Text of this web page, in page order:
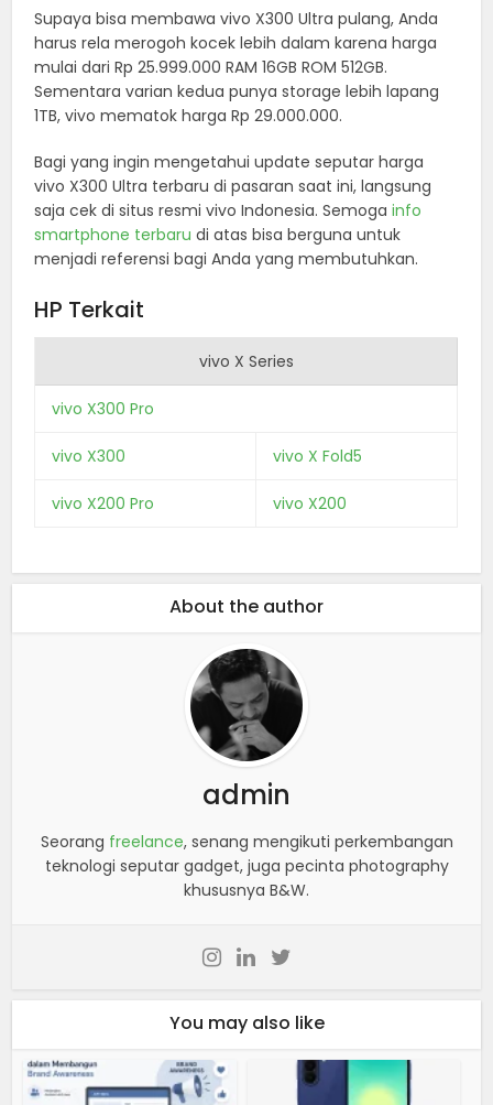
Supaya bisa membawa vivo X300 Ultra pulang, Anda
harus rela merogoh kocek lebih dalam karena harga
mulai dari Rp 25.999.000 RAM 16GB ROM 512GB.
Sementara varian kedua punya storage lebih lapang
1TB, vivo mematok harga Rp 29.000.000.
Bagi yang ingin mengetahui update seputar harga
vivo X300 Ultra terbaru di pasaran saat ini, langsung
saja cek di situs resmi vivo Indonesia. Semogainfo
smartphone terbaru di atas bisa berguna untuk
menjadi referensi bagi Anda yang membutuhkan.
HP Terkait
vivo X Series
vivo X300 Pro
vivo X300 vivo X Fold5
vivo X200 Pro vivo X200
About the author
admin
Seorang freelance, senang mengikuti perkembangan
teknologi seputar gadget, juga pecinta photography
khususnya B&W.
You may also like